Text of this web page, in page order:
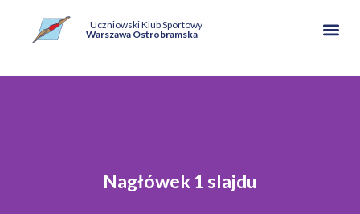
Uczniowski Klub Sportowy
Warszawa Ostrobramska